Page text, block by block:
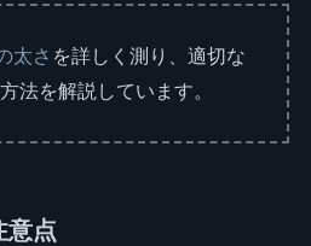
太さ を詳しく測り、適切な
法を解説しています。
意点